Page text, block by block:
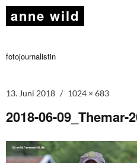
anne wild
fotojournalistin
13. Juni 2018 1024 × 683
2018-06-09_Themar-